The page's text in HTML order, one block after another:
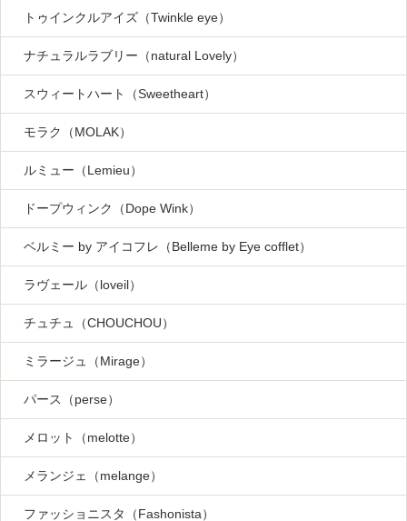
トゥインクルアイズ（Twinkle eye）
ナチュラルラブリー（natural Lovely）
スウィートハート（Sweetheart）
モラク（MOLAK）
ルミュー（Lemieu）
ドープウィンク（Dope Wink）
ベルミー by アイコフレ（Belleme by Eye cofflet）
ラヴェール（loveil）
チュチュ（CHOUCHOU）
ミラージュ（Mirage）
パース（perse）
メロット（melotte）
メランジェ（melange）
ファッショニスタ（Fashonista）